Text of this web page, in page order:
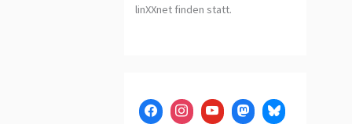
linXXnet finden statt.